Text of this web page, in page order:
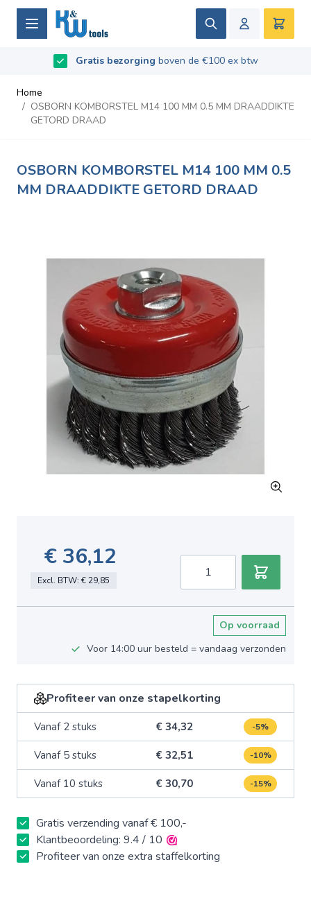
Ga naar de inhoud
Zoek
Gratis bezorging boven de €100 ex btw
B2B / Grotere aantallen bestellen?
vraag naar de
voorwaarden
Beoordeeld met9.5/10- Gebaseerd op 669 recensies
Home
/ OSBORN KOMBORSTEL M14 100 MM 0.5 MM DRAADDIKTE
GETORD DRAAD
OSBORN KOMBORSTEL M14 100 MM 0.5
MM DRAADDIKTE GETORD DRAAD
€ 36,12
Excl. BTW: € 29,85
Op voorraad
Voor 14:00 uur besteld = vandaag verzonden
Profiteer van onze stapelkorting
Vanaf 2 stuks € 34,32 -5%
Vanaf 5 stuks € 32,51 -10%
Vanaf 10 stuks € 30,70 -15%
Gratis verzending vanaf € 100,-
Klantbeoordeling: 9.4 / 10
Profiteer van onze extra staffelkorting